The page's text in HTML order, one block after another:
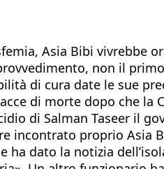
Asia Bibi vivrebbe
non il
di cura date le sue
di morte dopo che la
di Salman Taseer il
proprio Asia
ha dato la notizia